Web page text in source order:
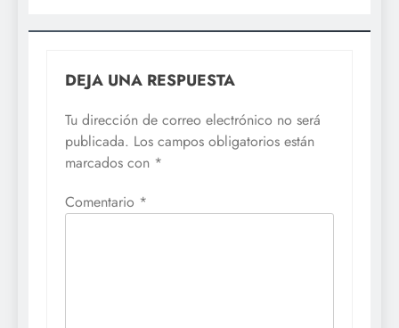
DEJA UNA RESPUESTA
Tu dirección de correo electrónico no será
publicada. Los campos obligatorios están
marcados con *
Comentario *